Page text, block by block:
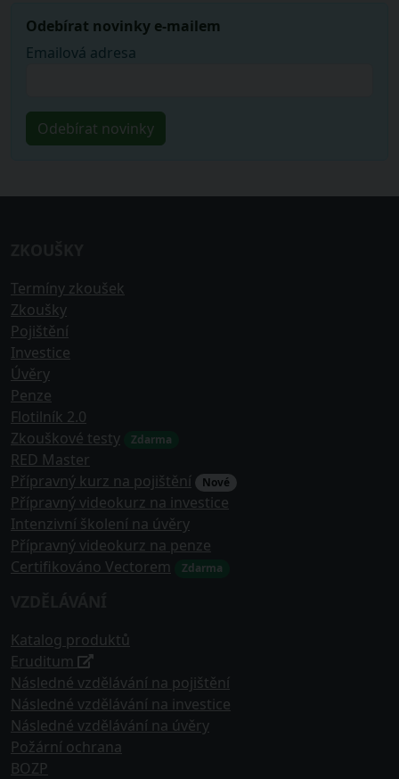
Odebírat novinky e-mailem
Emailová adresa
Termíny zkoušek
Zkoušky
Pojištění
Investice
Úvěry
Penze
Flotilník 2.0
Zkouškové testy
Zdarma
RED Master
Přípravný kurz na pojištění
Nové
Přípravný videokurz na investice
Intenzivní školení na úvěry
Přípravný videokurz na penze
Certifikováno Vectorem
Zdarma
Katalog produktů
Eruditum
Následné vzdělávání na pojištění
Následné vzdělávání na investice
Následné vzdělávání na úvěry
Požární ochrana
BOZP